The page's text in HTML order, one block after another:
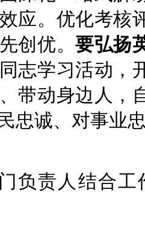
战略实施
解决优选
一起案件
讼体验，
常性适用的
著述的研